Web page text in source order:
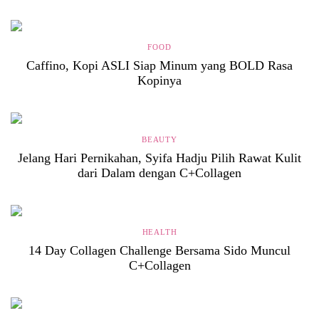
FOOD
Caffino, Kopi ASLI Siap Minum yang BOLD Rasa
Kopinya
BEAUTY
Jelang Hari Pernikahan, Syifa Hadju Pilih Rawat Kulit
dari Dalam dengan C+Collagen
HEALTH
14 Day Collagen Challenge Bersama Sido Muncul
C+Collagen